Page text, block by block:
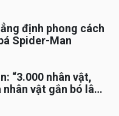
định phong cách
Spider-Man
“3.000 nhân vật,
vật gắn bó lâu